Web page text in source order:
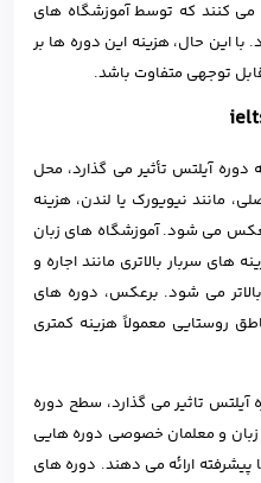
می کنند که توسط آموزشگاه های
این حال، هزینه این دوره ها بر
توجهی متفاوت باشد.
دوره آیلتس تأثیر می گذارد، محل
مانند نیویورک یا لندن، هزینه
می شود. آموزشگاه های زبان
سربار بالاتری مانند اجاره و
می شود. برعکس، دوره های
روستایی معمولاً هزینه کمتری
آیلتس تاثیر می گذارد، سطح دوره
و معلمان خصوصی دوره هایی
پیشرفته ارائه می دهند. دوره های